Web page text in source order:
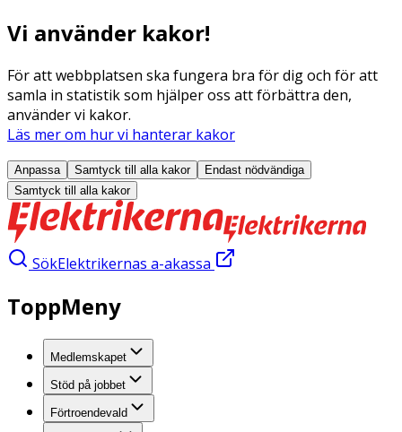
Vi använder kakor!
För att webbplatsen ska fungera bra för dig och för att
samla in statistik som hjälper oss att förbättra den,
använder vi kakor.
Läs mer om hur vi hanterar kakor
Anpassa Samtyck till alla kakor
Endast nödvändiga
Samtyck till alla kakor
SökElektrikernas a-akassa
ToppMeny
Medlemskapet
Stöd på jobbet
Förtroendevald